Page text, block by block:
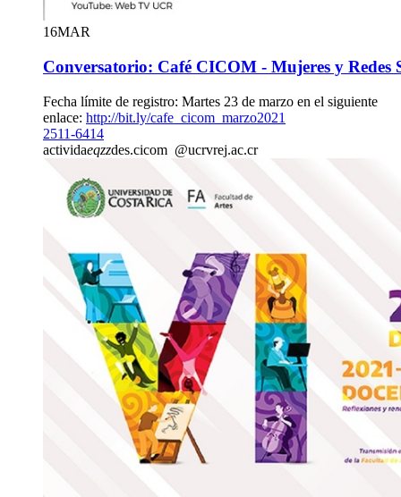
16MAR
Conversatorio: Café CICOM - Mujeres y Redes
Fecha límite de registro: Martes 23 de marzo en el siguiente
enlace: http://bit.ly/cafe_cicom_marzo2021
2511-6414
actividaeqzzdes.cicom @ucrvrej.ac.cr